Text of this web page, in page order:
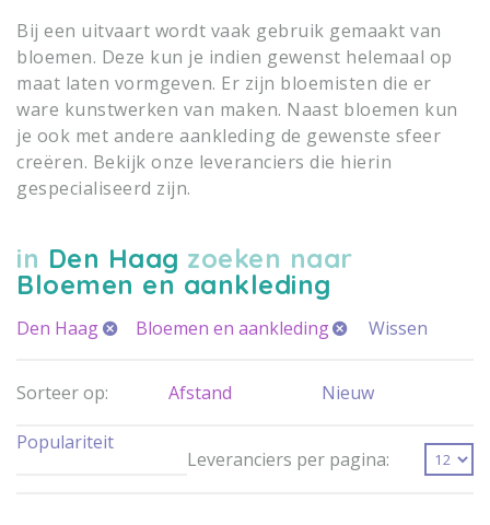
Bij een uitvaart wordt vaak gebruik gemaakt van
bloemen. Deze kun je indien gewenst helemaal op
maat laten vormgeven. Er zijn bloemisten die er
ware kunstwerken van maken. Naast bloemen kun
je ook met andere aankleding de gewenste sfeer
creëren. Bekijk onze leveranciers die hierin
gespecialiseerd zijn.
in Den Haag zoeken naar
Bloemen en aankleding
Den Haag Bloemen en aankleding Wissen
Sorteer op: Afstand Nieuw
Populariteit
Leveranciers per pagina: